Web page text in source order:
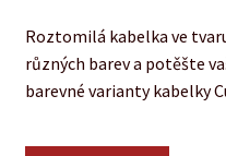
Roztomilá kabelka ve
různých barev a potěšte
barevné varianty kabelky